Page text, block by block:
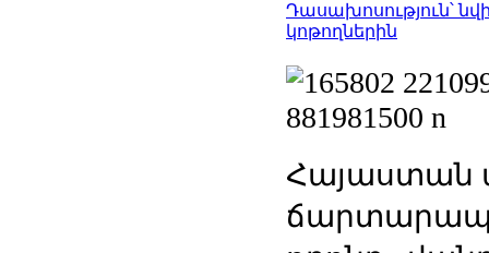
Դասախոսություն՝
կոթողներին
Հայաստան